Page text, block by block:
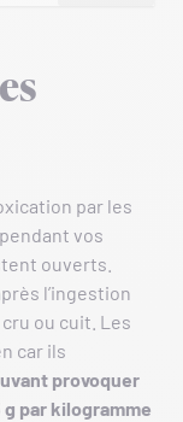
par les
vos
ouverts.
l’ingestion
cru ou cuit. Les
car ils
provoquer
par kilogramme